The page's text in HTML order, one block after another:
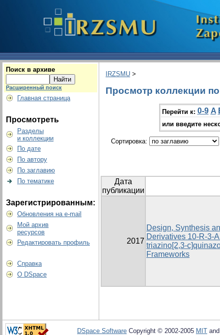
Поиск в архиве
Расширенный поиск
Главная страница
Просмотреть
Разделы
и коллекции
По дате
По автору
По заглавию
По тематике
Зарегистрированным:
Обновления на e-mail
Мой архив
ресурсов
Редактировать профиль
Справка
О DSpace
IRZSMU >
Просмотр коллекции
Перейти к: 0-9 A
или введите
Сортировка:
Дата
публикации
2017
Design, Synthesis
Derivatives 10-R-3-
triazino[2,3-
Frameworks
DSpace Software Copyright © 2002-2005 MIT